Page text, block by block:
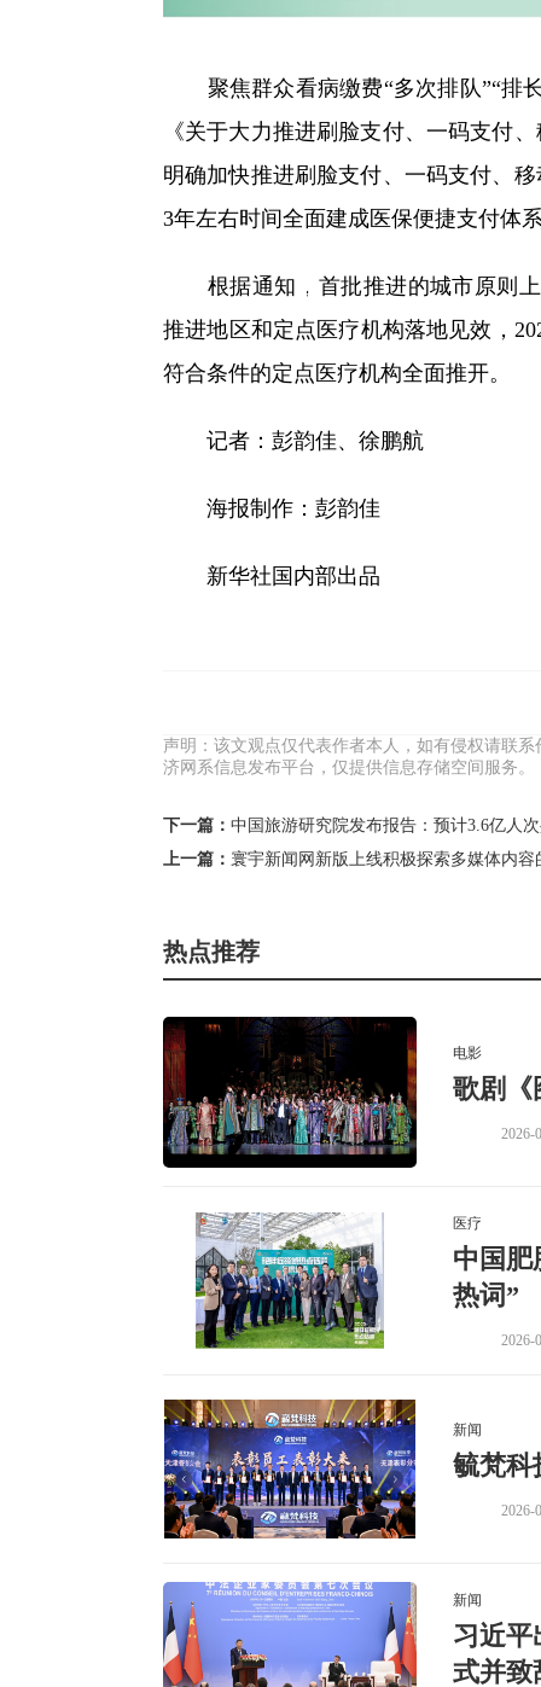
聚焦群众看病缴费“多次排队”“排
《关于大力推进刷脸支付、一码支付
明确加快推进刷脸支付、一码支付、
3年左右时间全面建成医保便捷支付体
根据通知，首批推进的城市原则上
推进地区和定点医疗机构落地见效，
符合条件的定点医疗机构全面推开。
记者：彭韵佳、徐鹏航
海报制作：彭韵佳
新华社国内部出品
声明：该文观点仅代表作者本人，如有侵权请联
济网系信息发布平台，仅提供信息存储空间服务。
下一篇： 中国旅游研究院发布报告：预计3.6亿人
上一篇： 寰宇新闻网新版上线积极探索多媒体内容
热点推荐
电影
歌剧《
2026-
医疗
中国肥
热词”
2026-
新闻
毓梵科
2026-
新闻
习近平
式并致